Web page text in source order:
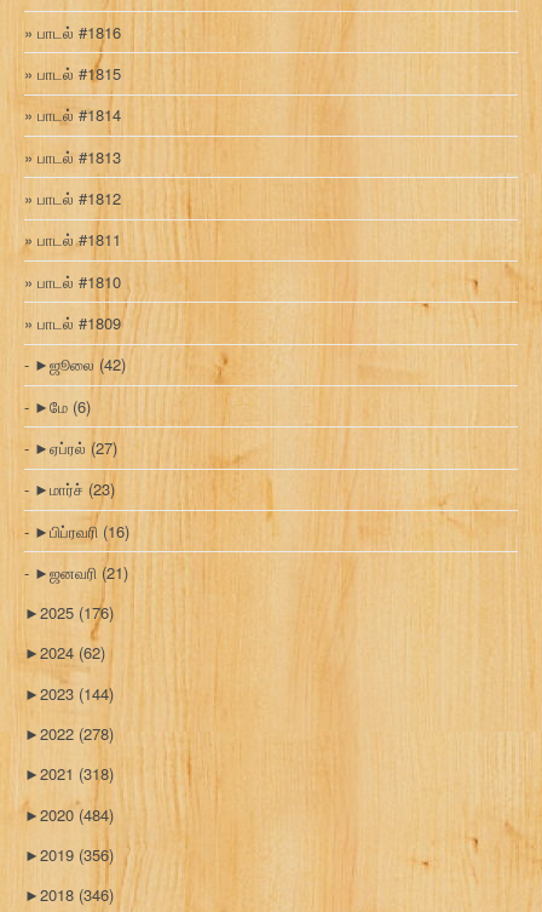
பாடல் #1816
பாடல் #1815
பாடல் #1814
பாடல் #1813
பாடல் #1812
பாடல் #1811
பாடல் #1810
பாடல் #1809
►ஜூலை (42)
►மே (6)
►ஏப்ரல் (27)
►மார்ச் (23)
►பிப்ரவரி (16)
►ஜனவரி (21)
►2025 (176)
►2024 (62)
►2023 (144)
►2022 (278)
►2021 (318)
►2020 (484)
►2019 (356)
►2018 (346)